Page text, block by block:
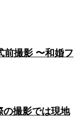
前撮影 〜和婚フ
の撮影では現地